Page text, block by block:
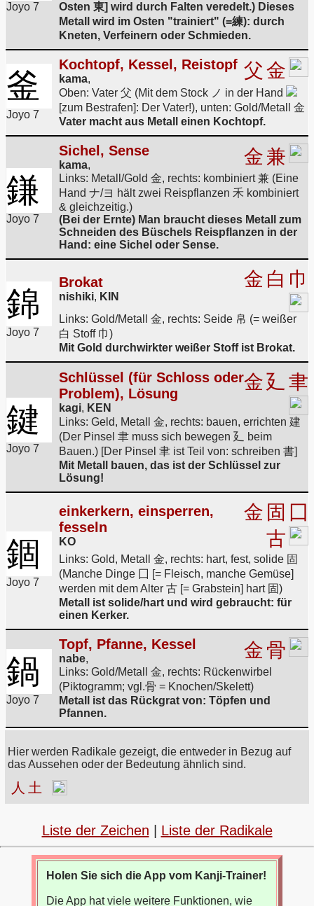
Joyo 7
Osten 東] wird durch Falten veredelt.) Dieses
Metall wird im Osten "trainiert" (=練): durch
Kneten, Verfeinern oder Schmieden.
釜
Joyo 7
Kochtopf, Kessel, Reistopf
kama, 父金
Oben: Vater 父 (Mit dem Stock ノ in der Hand
[zum Bestrafen]: Der Vater!), unten: Gold/Metall 金
Vater macht aus Metall einen Kochtopf.
鎌
Joyo 7
Sichel, Sense
kama, 金兼
Links: Metall/Gold 金, rechts: kombiniert 兼 (Eine
Hand ナ/ヨ hält zwei Reispflanzen 禾 kombiniert
& gleichzeitig.)
(Bei der Ernte) Man braucht dieses Metall zum
Schneiden des Büschels Reispflanzen in der
Hand: eine Sichel oder Sense.
錦
Joyo 7
Brokat
nishiki, KIN
金 白 巾
Links: Gold/Metall 金, rechts: Seide 帛 (= weißer
白 Stoff 巾)
Mit Gold durchwirkter weißer Stoff ist Brokat.
鍵
Joyo 7
Schlüssel (für Schloss oder
Problem), Lösung
kagi, KEN
金廴 聿
Links: Geld, Metall 金, rechts: bauen, errichten 建
(Der Pinsel 聿 muss sich bewegen 廴 beim
Bauen.) [Der Pinsel 聿 ist Teil von: schreiben 書]
Mit Metall bauen, das ist der Schlüssel zur
Lösung!
錮
Joyo 7
einkerkern, einsperren,
fesseln
KO
金 固 囗
古
Links: Gold, Metall 金, rechts: hart, fest, solide 固
(Manche Dinge 囗 [= Fleisch, manche Gemüse]
werden mit dem Alter 古 [= Grabstein] hart 固)
Metall ist solide/hart und wird gebraucht: für
einen Kerker.
鍋
Joyo 7
Topf, Pfanne, Kessel
nabe, 金骨
Links: Gold/Metall 金, rechts: Rückenwirbel
(Piktogramm; vgl.骨 = Knochen/Skelett)
Metall ist das Rückgrat von: Töpfen und
Pfannen.
Hier werden Radikale gezeigt, die entweder in Bezug auf
das Aussehen oder der Bedeutung ähnlich sind.
人 土
Liste der Zeichen Liste der Radikale
Holen Sie sich die App vom Kanji-Trainer!
Die App hat viele weitere Funktionen, wie